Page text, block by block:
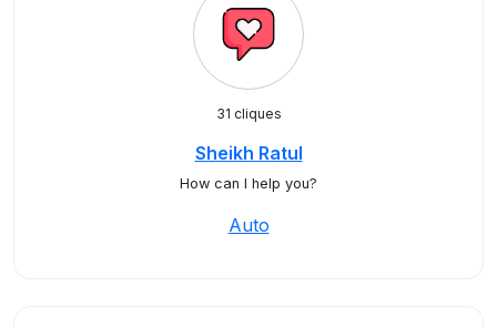
31 cliques
Sheikh Ratul
How can I help you?
Auto